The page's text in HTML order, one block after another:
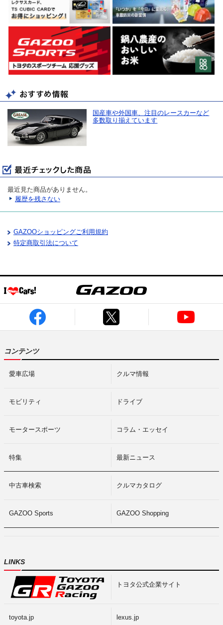
国産車や外国車、注目のレースカーなど
多数取り揃えています
最近見た商品がありません。
履歴を残さない
GAZOOショッピングご利用規約
特定商取引法について
コンテンツ
愛車広場 クルマ情報
モビリティ ドライブ
モータースポーツ コラム・エッセイ
特集 最新ニュース
中古車検索 クルマカタログ
GAZOO Sports GAZOO Shopping
LINKS
トヨタ公式企業サイト
toyota.jp lexus.jp